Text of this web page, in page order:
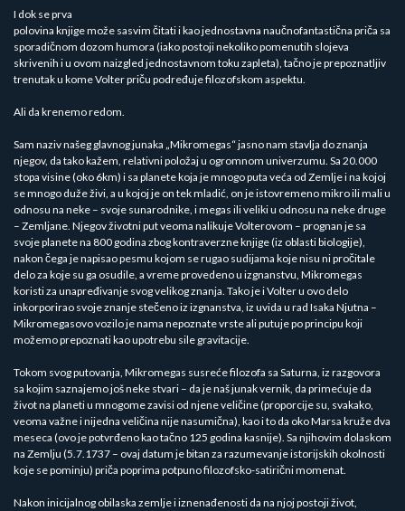
I dok se prva
polovina knjige može sasvim čitati i kao jednostavna naučnofantastična priča sa
sporadičnom dozom humora (iako postoji nekoliko pomenutih slojeva
skrivenih i u ovom naizgled jednostavnom toku zapleta), tačno je prepoznatljiv
trenutak u kome Volter priču podređuje filozofskom aspektu.
Ali da krenemo redom.
Sam naziv našeg glavnog junaka „Mikromegas“ jasno nam stavlja do znanja
njegov, da tako kažem, relativni položaj u ogromnom univerzumu. Sa 20.000
stopa visine (oko 6km) i sa planete koja je mnogo puta veća od Zemlje i na kojoj
se mnogo duže živi, a u kojoj je on tek mladić, on je istovremeno mikro ili mali u
odnosu na neke – svoje sunarodnike, i megas ili veliki u odnosu na neke druge
– Zemljane. Njegov životni put veoma nalikuje Volterovom – prognan je sa
svoje planete na 800 godina zbog kontraverzne knjige (iz oblasti biologije),
nakon čega je napisao pesmu kojom se rugao sudijama koje nisu ni pročitale
delo za koje su ga osudile, a vreme provedeno u izgnanstvu, Mikromegas
koristi za unapređivanje svog velikog znanja. Tako je i Volter u ovo delo
inkorporirao svoje znanje stečeno iz izgnanstva, iz uvida u rad Isaka Njutna –
Mikromegasovo vozilo je nama nepoznate vrste ali putuje po principu koji
možemo prepoznati kao upotrebu sile gravitacije.
Tokom svog putovanja, Mikromegas susreće filozofa sa Saturna, iz razgovora
sa kojim saznajemo još neke stvari – da je naš junak vernik, da primećuje da
život na planeti u mnogome zavisi od njene veličine (proporcije su, svakako,
veoma važne i nijedna veličina nije nasumična), kao i to da oko Marsa kruže dva
meseca (ovo je potvrđeno kao tačno 125 godina kasnije). Sa njihovim dolaskom
na Zemlju (5.7.1737 – ovaj datum je bitan za razumevanje istorijskih okolnosti
koje se pominju) priča poprima potpuno filozofsko-satirični momenat.
Nakon inicijalnog obilaska zemlje i iznenađenosti da na njoj postoji život,